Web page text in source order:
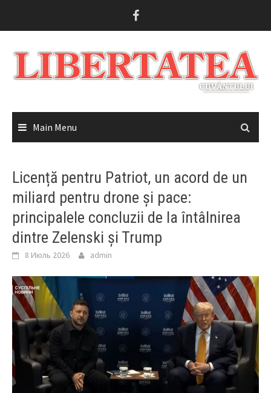
Main Menu
Licență pentru Patriot, un acord de un
miliard pentru drone și pace:
principalele concluzii de la întâlnirea
dintre Zelenski și Trump
8 Июль 2026 admin